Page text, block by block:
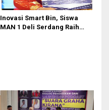
Inovasi Smart Bin, Siswa
MAN 1 Deli Serdang Raih